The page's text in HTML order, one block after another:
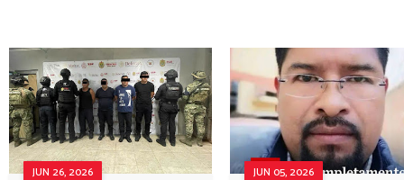
JUN 26, 2026 JUN 05, 2026